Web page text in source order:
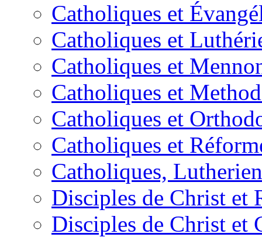
Catholiques et
Catholiques et
Catholiques et
Catholiques et
Catholiques et
Catholiques et
Catholiques,
Disciples de Christ et
Disciples de Christ et